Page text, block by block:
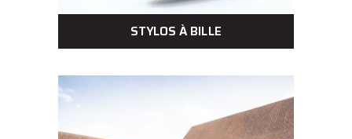
STYLOS À BILLE